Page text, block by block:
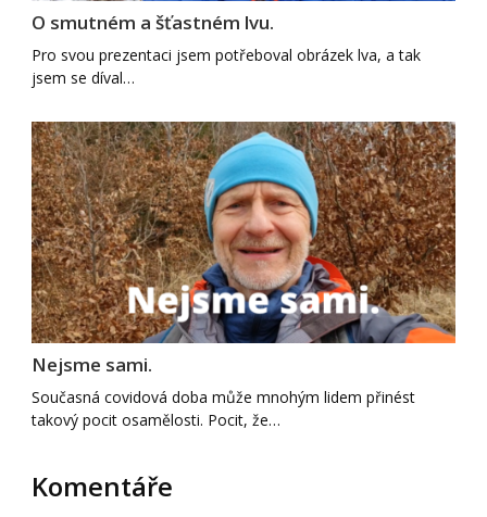
O smutném a šťastném lvu.
Pro svou prezentaci jsem potřeboval obrázek lva, a tak
jsem se díval…
Nejsme sami.
Současná covidová doba může mnohým lidem přinést
takový pocit osamělosti. Pocit, že…
Komentáře